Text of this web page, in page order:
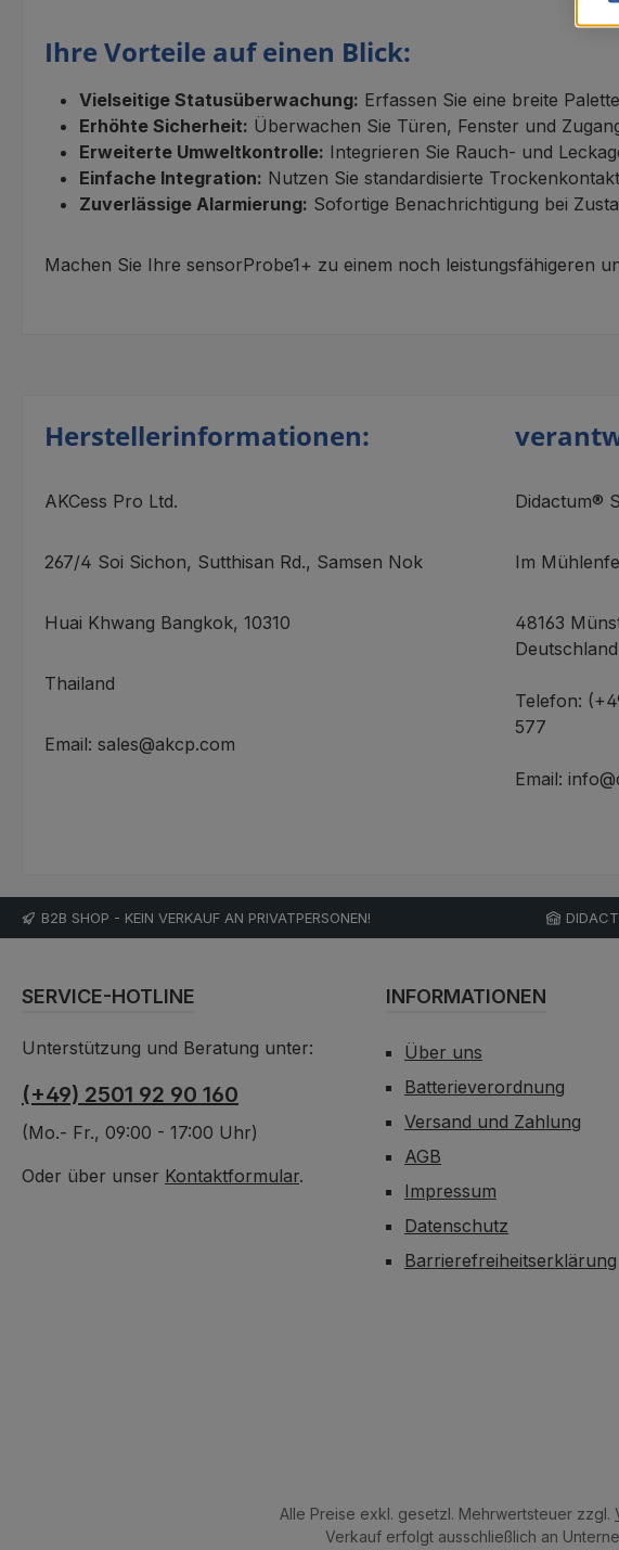
Ihre Vorteile auf einen Blick:
Vielseitige Statusüberwachung: Erfassen Sie eine breite
Erhöhte Sicherheit: Überwachen Sie Türen, Fenster und
Erweiterte Umweltkontrolle: Integrieren Sie Rauch- und
Einfache Integration: Nutzen Sie standardisierte
Zuverlässige Alarmierung: Sofortige Benachrichtigung bei
Machen Sie Ihre sensorProbe1+ zu einem noch leistungsfähigeren
Herstellerinformationen:
AKCess Pro Ltd.
267/4 Soi Sichon, Sutthisan Rd., Samsen Nok
Huai Khwang Bangkok, 10310
Thailand
Email: sales@akcp.com
Didactum®
Im
48163
Deutschland
Telefon:
577
Email:
B2B SHOP - KEIN VERKAUF AN PRIVATPERSONEN!
SERVICE-HOTLINE
Unterstützung und Beratung unter:
(+49) 2501 92 90 160
(Mo.- Fr., 09:00 - 17:00 Uhr)
Oder über unser Kontaktformular.
INFORMATIONEN
Über uns
Batterieverordnung
Versand und Zahlung
AGB
Impressum
Datenschutz
Barrierefreiheitserklärung
Alle Preise exkl. gesetzl. Mehrwertsteuer zzgl.
Verkauf erfolgt ausschließlich an